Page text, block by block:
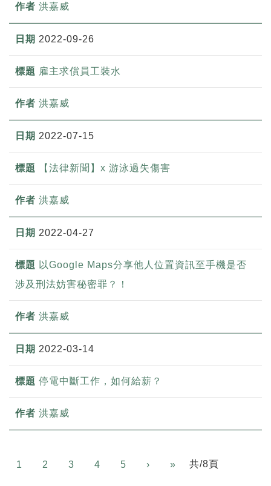
洪嘉威
2022-09-26
雇主求償員工裝水
洪嘉威
2022-07-15
【法律新聞】x 游泳過失傷害
洪嘉威
2022-04-27
以Google Maps分享他人位置資訊至手機是否
涉及刑法妨害秘密罪？！
洪嘉威
2022-03-14
停電中斷工作，如何給薪？
洪嘉威
1 2 3 4 5 › » Next共/8頁